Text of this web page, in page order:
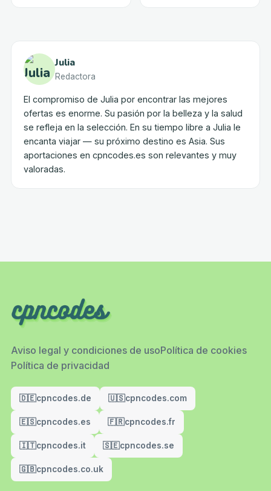
Julia
Redactora
El compromiso de Julia por encontrar las mejores
ofertas es enorme. Su pasión por la belleza y la salud
se refleja en la selección. En su tiempo libre a Julia le
encanta viajar — su próximo destino es Asia. Sus
aportaciones en cpncodes.es son relevantes y muy
valoradas.
Aviso legal y condiciones de usoPolítica de cookies
Política de privacidad
🇩🇪cpncodes.de 🇺🇸cpncodes.com
🇪🇸cpncodes.es 🇫🇷cpncodes.fr
🇮🇹cpncodes.it 🇸🇪cpncodes.se
🇬🇧cpncodes.co.uk